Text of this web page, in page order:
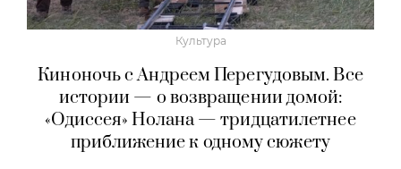
Культура
Киноночь с Андреем Перегудовым. Все
истории — о возвращении домой:
«Одиссея» Нолана — тридцатилетнее
приближение к одному сюжету